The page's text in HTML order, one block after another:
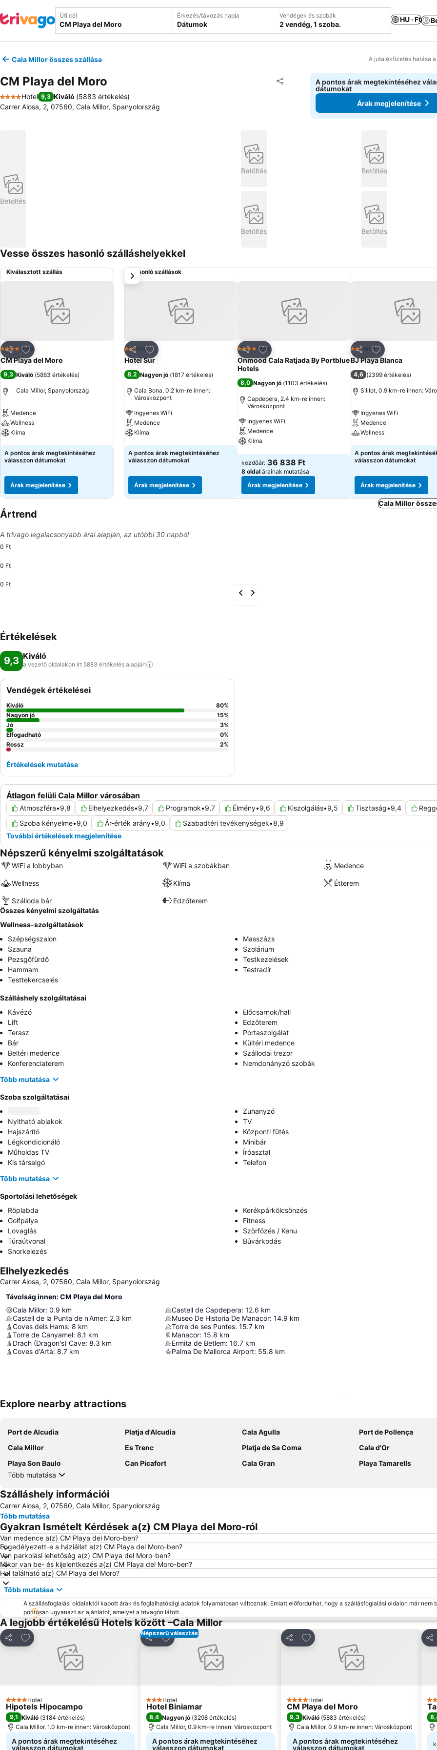
Úti cél Érkezés/távozás napja
Dátumok
Vendégek és szobák
2 vendég, 1 szoba.
HU · Ft
Cala Millor összes szállása A jutalékfizetés hatása
CM Playa del Moro Megosztás
Hozzáadás a kedvencekhez
4 Kategória
Hotel 9,3 Kiváló (5883 értékelés)
Carrer Alosa, 2, 07560, Cala Millor, Spanyolország
A pontos árak megtekintéséhez
dátumokat
Árak megjelenítése
Betöltés
Betöltés Betöltés
Betöltés Betöltés
Vesse összes hasonló szálláshelyekkel
Kiválasztott szállás
Megosztás
Hozzáadás a kedvencekhez
4 Kategória
Hotel
CM Playa del Moro
9,3 Kiváló (5883 értékelés)
Cala Millor, Spanyolország
Medence
Wellness
Klíma
Árak megjelenítése
A pontos árak megtekintéséhez
válasszon dátumokat
Árak megjelenítése
Hasonló szállások
Megosztás
Hozzáadás a kedvencekhez
2 Kategória
Hotel
Hotel Sur
8,2 Nagyon jó (1817 értékelés)
Cala Bona, 0.2 km-re innen:
Városközpont
Ingyenes WiFi
Medence
Klíma
Árak megjelenítése
A pontos árak megtekintéséhez
válasszon dátumokat
Árak megjelenítése
Megosztás
Hozzáadás a kedvencekhez
4 Kategória
Hotel
Onmood Cala Ratjada By Portblue
Hotels
8,0 Nagyon jó (1103 értékelés)
Capdepera, 2.4 km-re innen:
Városközpont
Ingyenes WiFi
Medence
Klíma
Árak megjelenítése
kezdőár: 36 838 Ft
8 oldal árainak mutatása
Árak megjelenítése
Megosztás
Hozzáadás a
2 Kategória
Hotel
BJ Playa Blanca
4,6 (2399 értékelés)
S'Illot, 0.9 km-re innen:
Ingyenes WiFi
Medence
Wellness
Árak megjelenítése
A pontos árak
válasszon dátumokat
Árak megjelenítése
következő
Cala Millor
Ártrend
A trivago legalacsonyabb árai alapján, az utóbbi 30 napból
0 Ft
0 Ft
0 Ft
Értékelések
9,3 Kiváló
a vezető oldalakon írt 5883 értékelés alapján
Átlagon felüli Cala Millor városában
Atmoszféra•9,8 Elhelyezkedés•9,7 Programok•9,7 Élmény•9,6 Kiszolgálás•9,5 Tisztaság•9,4
Szoba kényelme•9,0 Ár-érték arány•9,0 Szabadtéri tevékenységek•8,9
További értékelések megjelenítése
Vendégek értékelései
Kiváló 80%
Nagyon jó
15%
Jó
3%
Elfogadható
0%
Rossz
2%
Értékelések mutatása
Népszerű kényelmi szolgáltatások
WiFi a lobbyban WiFi a szobákban Medence
Wellness Klíma Étterem
Szálloda bár
Edzőterem
Összes kényelmi szolgáltatás
Wellness-szolgáltatások
Szépségszalon
Masszázs
Szauna
Szolárium
Pezsgőfürdő
Testkezelések
Hammam
Testradír
Testtekercselés
Szálláshely szolgáltatásai
Kávézó
Előcsarnok/hall
Lift
Edzőterem
Terasz
Portaszolgálat
Bár
Kültéri medence
Beltéri medence
Szállodai trezor
Konferenciaterem
Nemdohányzó szobák
Több mutatása
Szoba szolgáltatásai
Zuhanyzó
Nyitható ablakok
TV
Hajszárító
Központi fűtés
Légkondicionáló
Minibár
Műholdas TV
Íróasztal
Kis társalgó
Telefon
Több mutatása
Sportolási lehetőségek
Röplabda
Kerékpárkölcsönzés
Golfpálya
Fitness
Lovaglás
Szörfözés / Kenu
Túraútvonal
Búvárkodás
Snorkelezés
Elhelyezkedés
Carrer Alosa, 2, 07560, Cala Millor, Spanyolország
Távolság innen: CM Playa del Moro
Cala Millor: 0.9 km
Castell de la Punta de n'Amer: 2.3 km
Coves dels Hams: 8 km
Torre de Canyamel: 8.1 km
Drach (Dragon's) Cave: 8.3 km
Coves d'Artà: 8.7 km
Castell de Capdepera: 12.6 km
Museo De Historia De Manacor: 14.9 km
Torre de ses Puntes: 15.7 km
Manacor: 15.8 km
Ermita de Betlem: 16.7 km
Palma De Mallorca Airport: 55.8 km
Explore nearby attractions
Port de Alcudia Platja d'Alcudia Cala Agulla
Port de Pollença
Cala Millor
Es Trenc Platja de Sa Coma
Cala d'Or
Playa Son Baulo
Can Picafort Cala Gran
Playa Tamarells
Több mutatása
Szálláshely információi
Carrer Alosa, 2, 07560, Cala Millor, Spanyolország
Több mutatása
Gyakran Ismételt Kérdések a(z) CM Playa del Moro-ról
Van medence a(z) CM Playa del Moro-ben?
Engedélyezett-e a háziállat a(z) CM Playa del Moro-ben?
Van parkolási lehetőség a(z) CM Playa del Moro-ben?
Mikor van be- és kijelentkezés a(z) CM Playa del Moro-ben?
Hol található a(z) CM Playa del Moro?
Több mutatása
A szállásfoglalási oldalaktól kapott árak és foglalhatósági adatok folyamatosan változnak. Emiatt előfordulhat, hogy a szállásfoglalási oldalon már nem
pontosan ugyanazt az ajánlatot, amelyet a trivagón látott.
A legjobb értékelésű Hotels között –Cala Millor
Megosztás
Hozzáadás a kedvencekhez
4 Kategória
Hotel
Hipotels Hipocampo
9,1 Kiváló (3184 értékelés)
Cala Millor, 1.0 km-re innen: Városközpont
A pontos árak megtekintéséhez
válasszon dátumokat
Népszerű választás
Megosztás
Hozzáadás a kedvencekhez
3 Kategória
Hotel
Hotel Biniamar
8,4 Nagyon jó (3298 értékelés)
Cala Millor, 0.9 km-re innen: Városközpont
A pontos árak megtekintéséhez
válasszon dátumokat
Megosztás
Hozzáadás a kedvencekhez
4 Kategória
Hotel
CM Playa del Moro
9,3 Kiváló (5883 értékelés)
Cala Millor, 0.9 km-re innen: Városközpont
A pontos árak megtekintéséhez
válasszon dátumokat
4